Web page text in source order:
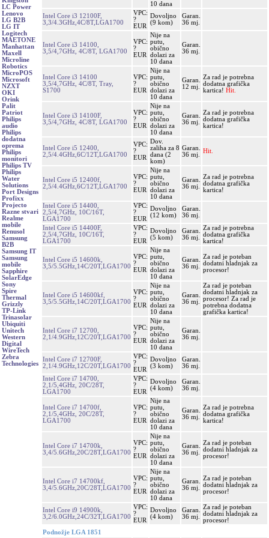
LC Power
Lenovo
LG B2B
LG IT
Logitech
MAETONE
Manhattan
Maxell
Microline
Robotics
MicroPOS
Microsoft
NZXT
OKI
Orink
Palit
Patriot
Philips
audio
Philips
dodatna
oprema
Philips
monitori
Philips TV
Philips
Water
Solutions
Port Designs
Profixx
Projecto
Razne stvari
Realme
mobile
Renusol
Samsung
B2B
Samsung IT
Samsung
mobile
Sapphire
SolarEdge
Sony
Spire
Thermal
Grizzly
TP-Link
Trinasolar
Ubiquiti
Unitech
Western
Digital
WireTech
Zebra
Technologies
10 dana
Intel Core i3 12100F,
3,3/4.3GHz,4C/8T,LGA1700
VPC:
?
EUR
Dovoljno
(9 kom)
Garan.
36 mj.
Intel Core i3 14100,
3,5/4,7GHz, 4C/8T, LGA1700
VPC:
?
EUR
Nije na
putu,
obično
dolazi za
10 dana
Garan.
36 mj.
Intel Core i3 14100
3,5/4,7GHz, 4C/8T, Tray,
S1700
VPC:
?
EUR
Nije na
putu,
obično
dolazi za
10 dana
Garan.
12 mj.
Za rad je potrebna
dodatna grafička
kartica! Hit.
Intel Core i3 14100F,
3,5/4,7GHz, 4C/8T, LGA1700
VPC:
?
EUR
Nije na
putu,
obično
dolazi za
10 dana
Garan.
36 mj.
Za rad je potrebna
dodatna grafička
kartica!
Intel Core i5 12400,
2,5/4.4GHz,6C/12T,LGA1700
VPC:
?
EUR
Dov.
zaliha za 8
dana (2
kom)
Garan.
36 mj.
Hit.
Intel Core i5 12400f,
2,5/4.4GHz,6C/12T,LGA1700
VPC:
?
EUR
Nije na
putu,
obično
dolazi za
10 dana
Garan.
36 mj.
Za rad je potrebna
dodatna grafička
kartica!
Intel Core i5 14400,
2,5/4,7GHz, 10C/16T,
LGA1700
VPC:
?
EUR
Dovoljno
(12 kom)
Garan.
36 mj.
Intel Core i5 14400F,
2,5/4,7GHz, 10C/16T,
LGA1700
VPC:
?
EUR
Dovoljno
(5 kom)
Garan.
36 mj.
Za rad je potrebna
dodatna grafička
kartica!
Intel Core i5 14600k,
3,5/5.5GHz,14C/20T,LGA1700
VPC:
?
EUR
Nije na
putu,
obično
dolazi za
10 dana
Garan.
36 mj.
Za rad je poteban
dodatni hladnjak za
procesor!
Intel Core i5 14600kf,
3,5/5.5GHz,14C/20T,LGA1700
VPC:
?
EUR
Nije na
putu,
obično
dolazi za
10 dana
Garan.
36 mj.
Za rad je poteban
dodatni hladnjak za
procesor! Za rad je
potrebna dodatna
grafička kartica!
Intel Core i7 12700,
2,1/4.9GHz,12C/20T,LGA1700
VPC:
?
EUR
Nije na
putu,
obično
dolazi za
10 dana
Garan.
36 mj.
Intel Core i7 12700F,
2,1/4.9GHz,12C/20T,LGA1700
VPC:
?
EUR
Dovoljno
(3 kom)
Garan.
36 mj.
Intel Core i7 14700,
2,1/5,4GHz, 20C/28T,
LGA1700
VPC:
?
EUR
Dovoljno
(4 kom)
Garan.
36 mj.
Intel Core i7 14700f,
2,1/5,4GHz, 20C/28T,
LGA1700
VPC:
?
EUR
Nije na
putu,
obično
dolazi za
10 dana
Garan.
36 mj.
Za rad je potrebna
dodatna grafička
kartica!
Intel Core i7 14700k,
3,4/5.6GHz,20C/28T,LGA1700
VPC:
?
EUR
Nije na
putu,
obično
dolazi za
10 dana
Garan.
36 mj.
Za rad je poteban
dodatni hladnjak za
procesor!
Intel Core i7 14700kf,
3,4/5.6GHz,20C/28T,LGA1700
VPC:
?
EUR
Nije na
putu,
obično
dolazi za
10 dana
Garan.
36 mj.
Za rad je poteban
dodatni hladnjak za
procesor!
Intel Core i9 14900k,
3,2/6.0GHz,24C/32T,LGA1700
VPC:
?
EUR
Dovoljno
(4 kom)
Garan.
36 mj.
Za rad je poteban
dodatni hladnjak za
procesor!
Podnožje LGA 1851